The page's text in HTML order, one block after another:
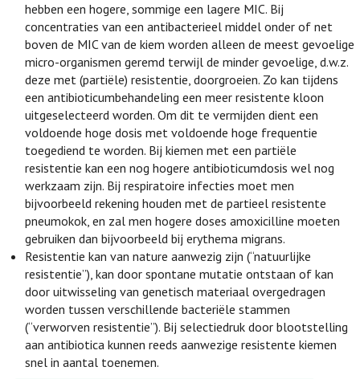
hebben een hogere, sommige een lagere MIC. Bij
concentraties van een antibacterieel middel onder of net
boven de MIC van de kiem worden alleen de meest gevoelige
micro-organismen geremd terwijl de minder gevoelige, d.w.z.
deze met (partiële) resistentie, doorgroeien. Zo kan tijdens
een antibioticumbehandeling een meer resistente kloon
uitgeselecteerd worden. Om dit te vermijden dient een
voldoende hoge dosis met voldoende hoge frequentie
toegediend te worden. Bij kiemen met een partiële
resistentie kan een nog hogere antibioticumdosis wel nog
werkzaam zijn. Bij respiratoire infecties moet men
bijvoorbeeld rekening houden met de partieel resistente
pneumokok, en zal men hogere doses amoxicilline moeten
gebruiken dan bijvoorbeeld bij erythema migrans.
Resistentie kan van nature aanwezig zijn (“natuurlijke
resistentie”), kan door spontane mutatie ontstaan of kan
door uitwisseling van genetisch materiaal overgedragen
worden tussen verschillende bacteriële stammen
(“verworven resistentie”). Bij selectiedruk door blootstelling
aan antibiotica kunnen reeds aanwezige resistente kiemen
snel in aantal toenemen.